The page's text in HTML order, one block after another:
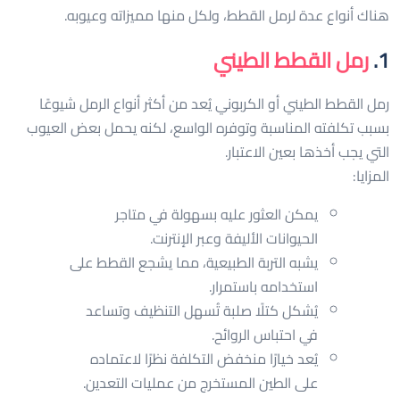
هناك أنواع عدة لرمل القطط، ولكل منها مميزاته وعيوبه.
1. رمل القطط الطيني
رمل القطط الطيني أو الكربوني يُعد من أكثر أنواع الرمل شيوعًا
بسبب تكلفته المناسبة وتوفره الواسع، لكنه يحمل بعض العيوب
التي يجب أخذها بعين الاعتبار.
المزايا:
يمكن العثور عليه بسهولة في متاجر
الحيوانات الأليفة وعبر الإنترنت.
يشبه التربة الطبيعية، مما يشجع القطط على
استخدامه باستمرار.
يُشكل كتلًا صلبة تُسهل التنظيف وتساعد
في احتباس الروائح.
يُعد خيارًا منخفض التكلفة نظرًا لاعتماده
على الطين المستخرج من عمليات التعدين.